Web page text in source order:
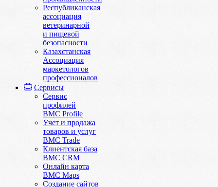
Республиканская
ассоциация
ветеринарной
и пищевой
безопасности
Казахстанская
Ассоциация
маркетологов
профессионалов
Сервисы
Сервис
профилей
BMC Profile
Учет и продажа
товаров и услуг
BMC Trade
Клиентская база
BMC CRM
Онлайн карта
BMC Maps
Создание сайтов